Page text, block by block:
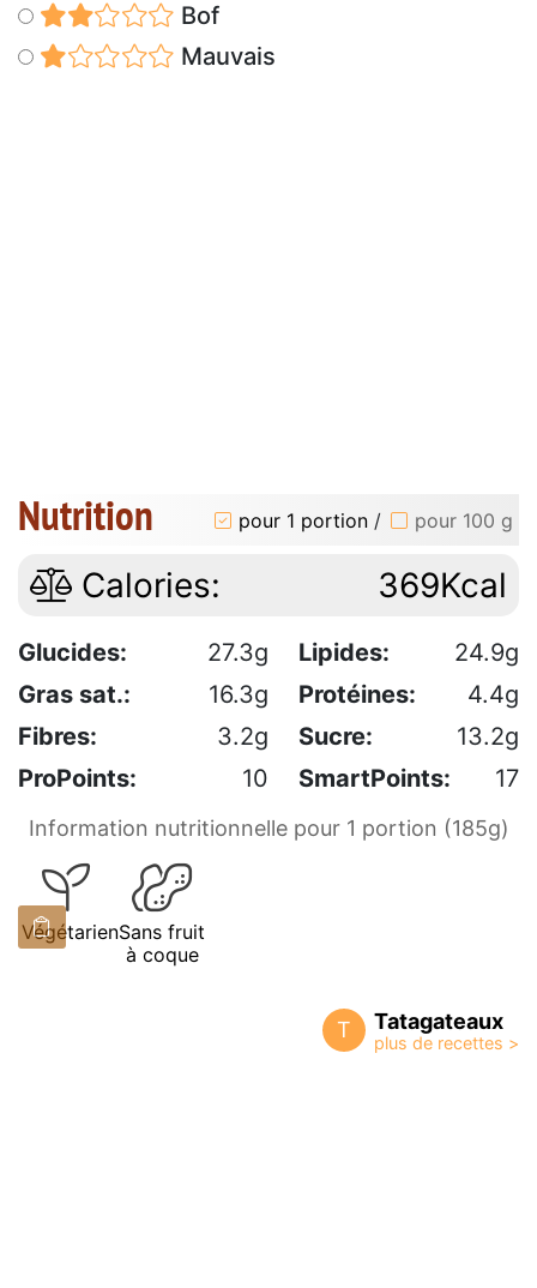
Bof
Mauvais
Nutrition pour 1 portion / pour 100 g
Calories: 369Kcal
Glucides: 27.3g Lipides:
24.9g
Gras sat.:
16.3g Protéines:
4.4g
Fibres:
3.2g Sucre:
13.2g
ProPoints:
10 SmartPoints: 17
Information nutritionnelle pour 1 portion (185g)
VégétarienSans fruit
à coque
T Tatagateaux